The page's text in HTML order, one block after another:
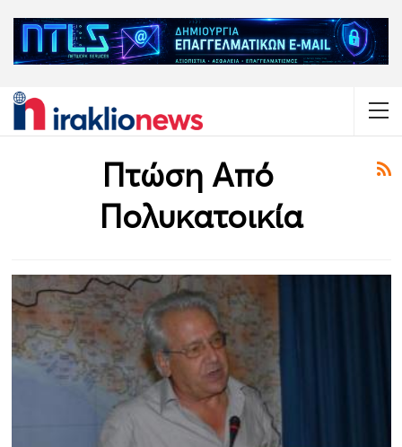
Πτώση Από
Πολυκατοικία